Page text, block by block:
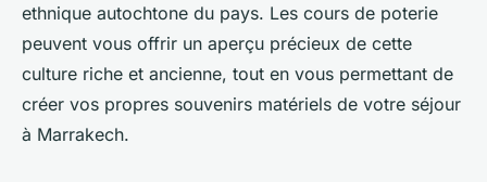
ethnique autochtone du pays. Les cours de poterie
peuvent vous offrir un aperçu précieux de cette
culture riche et ancienne, tout en vous permettant de
créer vos propres souvenirs matériels de votre séjour
à Marrakech.